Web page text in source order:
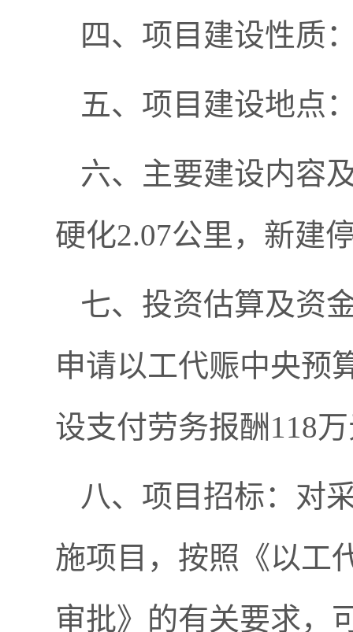
四、项目建设性质
五、项目建设地点
六、主要建设内容
硬化2.07公里，新建
七、投资估算及资
申请以工代赈中央预
设支付劳务报酬118
八、项目招标：对
施项目，按照《以工
审批》的有关要求，